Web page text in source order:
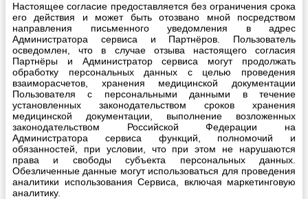
Настоящее согласие предоставляется без ограничения срока
его действия и может быть отозвано мной посредством
направления письменного уведомления в адрес
Администратора сервиса и Партнёров. Пользователь
осведомлен, что в случае отзыва настоящего согласия
Партнёры и Администратор сервиса могут продолжать
обработку персональных данных с целью проведения
взаиморасчетов, хранения медицинской документации
Пользователя с персональными данными в течение
установленных законодательством сроков хранения
медицинской документации, выполнение возложенных
законодательством Российской Федерации на
Администратора сервиса функций, полномочий и
обязанностей, при условии, что при этом не нарушаются
права и свободы субъекта персональных данных.
Обезличенные данные могут использоваться для проведения
аналитики использования Сервиса, включая маркетинговую
аналитику.